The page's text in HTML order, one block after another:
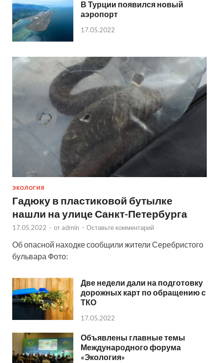
В Турции появился новый
аэропорт
17.05.2022
ЭКОЛОГИЯ
Гадюку в пластиковой бутылке
нашли на улице Санкт-Петербурга
17.05.2022 - от admin - Оставьте комментарий
Об опасной находке сообщили жители Серебристого
бульвара Фото:
Две недели дали на подготовку
дорожных карт по обращению с
ТКО
17.05.2022
Объявлены главные темы
Международного форума
«Экология»